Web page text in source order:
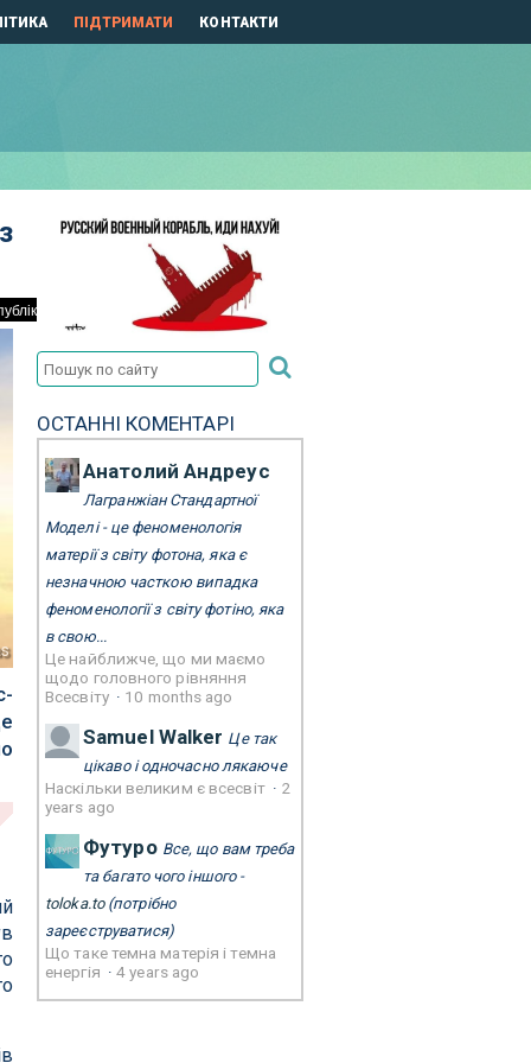
ПІДТРИМАТИ КОНТАКТИ
ОСТАННІ КОМЕНТАРІ
Анатолий Андреус
Лагранжіан Стандартної
Моделі - це феноменологія
матерії з світу фотона, яка є
незначною часткою випадка
феноменології з світу фотіно, яка
в свою...
Це найближче, що ми маємо
щодо головного рівняння
Всесвіту · 10 months ago
Samuel Walker Це так
цікаво і одночасно лякаюче
Наскільки великим є всесвіт · 2
years ago
Футуро Все, що вам треба
та багато чого іншого -
toloka.to(потрібно
зареєструватися)
Що таке темна матерія і темна
енергія ·4 years ago